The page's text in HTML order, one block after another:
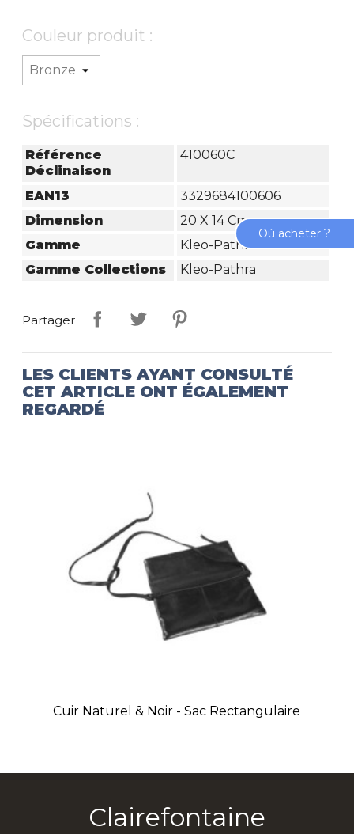
Couleur produit :
Spécifications :
Référence
Déclinaison
410060C
EAN13
3329684100606
Dimension
20 X 14 Cm
Gamme
Kleo-Pathra
Gamme Collections
Kleo-Pathra
Partager
LES CLIENTS AYANT CONSULTÉ
CET ARTICLE ONT ÉGALEMENT
REGARDÉ
Cuir Naturel & Noir - Sac Rectangulaire
Clairefontaine
Où acheter ?